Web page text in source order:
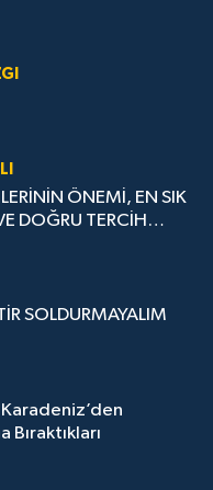
ÖNEMİ, EN SIK
DOĞRU TERCİH
SOLDURMAYALIM
Karadeniz’den
Bıraktıkları